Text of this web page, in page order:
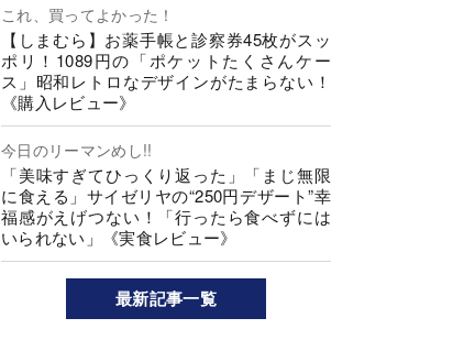
これ、買ってよかった！
【しまむら】お薬手帳と診察券45枚がスッ
ポリ！1089円の「ポケットたくさんケー
ス」昭和レトロなデザインがたまらない！
《購入レビュー》
今日のリーマンめし!!
「美味すぎてひっくり返った」「まじ無限
に食える」サイゼリヤの“250円デザート”幸
福感がえげつない！「行ったら食べずには
いられない」《実食レビュー》
最新記事一覧